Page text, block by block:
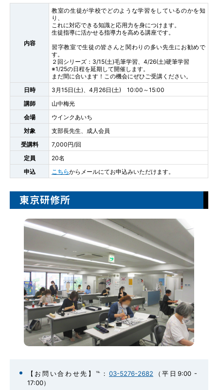
内容
教室の生徒が学校でどのような学習をしているのかを知
り、
これに対応できる知識と応用力を身につけます。
生徒指導に活かせる指導力を高める講座です。
習字教室で生徒の皆さんと関わりの多い先生にお勧めで
す。
２回シリーズ：3/15(土)毛筆学習、4/26(土)硬筆学習
※1/25の日程を延期して開催します。
まだ間に合います！この機会にぜひご受講ください。
日時
3月15日(土)、4月26日(土) 10:00～15:00
講師
山中梅光
会場
ウインクあいち
対象
支部長先生、成人会員
受講料
7,000円/回
定員
20名
申込
こちらからメールにてお申込みいただけます。
東京研修所
【お問い合わせ先】℡： 03-5276-2682 （平日9:00 -
17:00）